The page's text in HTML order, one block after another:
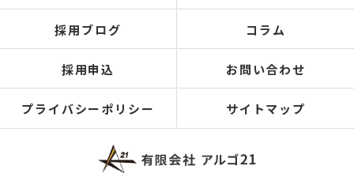
採用ブログ コラム
採用申込 お問い合わせ
プライバシーポリシー サイトマップ